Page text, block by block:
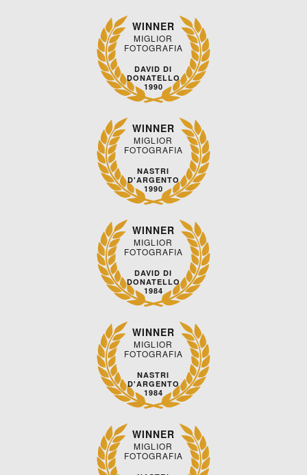
WINNER
MIGLIOR
FOTOGRAFIA
DAVID DI
DONATELLO
1990
WINNER
MIGLIOR
FOTOGRAFIA
NASTRI
D'ARGENTO
1990
WINNER
MIGLIOR
FOTOGRAFIA
DAVID DI
DONATELLO
1984
WINNER
MIGLIOR
FOTOGRAFIA
NASTRI
D'ARGENTO
1984
WINNER
MIGLIOR
FOTOGRAFIA